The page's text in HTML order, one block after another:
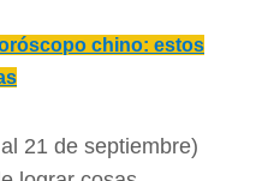
chino: estos
21 de septiembre)